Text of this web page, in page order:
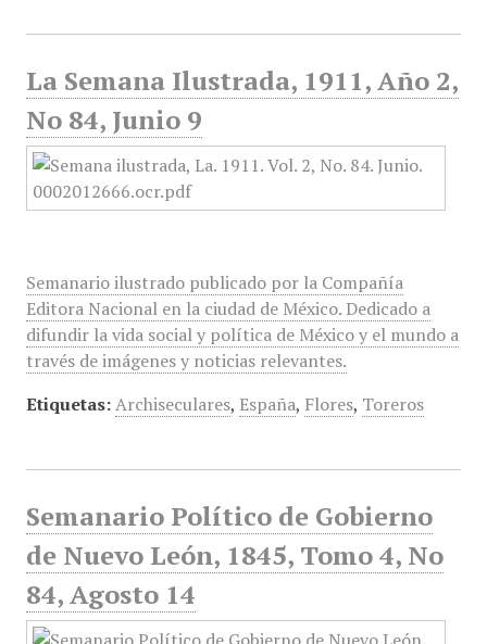
La Semana Ilustrada, 1911, Año 2,
No 84, Junio 9
Semanario ilustrado publicado por la Compañía
Editora Nacional en la ciudad de México. Dedicado a
difundir la vida social y política de México y el mundo a
través de imágenes y noticias relevantes.
Etiquetas: Archiseculares, España, Flores, Toreros
Semanario Político de Gobierno
de Nuevo León, 1845, Tomo 4, No
84, Agosto 14